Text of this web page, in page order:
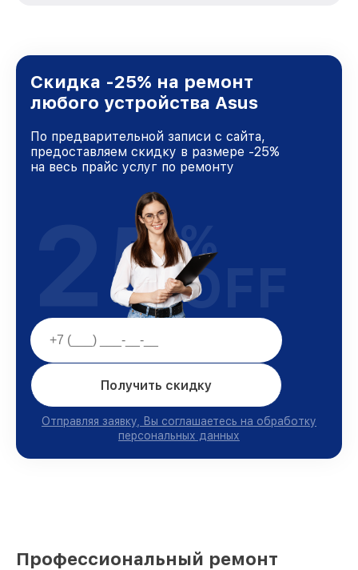
и лояльности наших клиентов.
Скидка -25% на ремонт
любого устройства Asus
По предварительной записи с сайта,
предоставляем скидку в размере -25%
на весь прайс услуг по ремонту
Получить скидку
Отправляя заявку, Вы соглашаетесь на обработку
персональных данных
25%
OFF
Профессиональный ремонт